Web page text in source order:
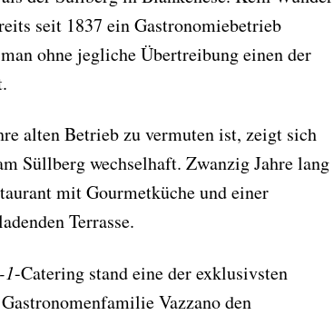
seit 1837 ein Gastronomiebetrieb
ohne jegliche Übertreibung einen der
alten Betrieb zu vermuten ist, zeigt sich
Süllberg wechselhaft. Zwanzig Jahre lang
mit Gourmetküche und einer
Terrasse.
1-Catering stand eine der exklusivsten
Vazzano den